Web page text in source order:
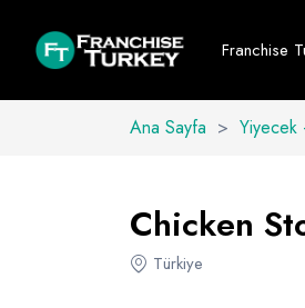
Franchise
Ana Sayfa > Yiyecek
Chicken
Türkiye